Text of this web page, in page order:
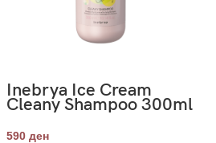
Inebrya Ice Cream
Cleany Shampoo 300ml
590 ден